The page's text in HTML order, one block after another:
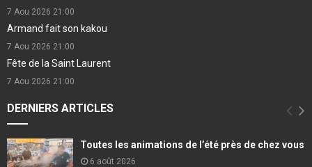
7 Aou 2026 21:00
Armand fait son kakou
7 Aou 2026 21:00
Fête de la Saint Laurent
7 Aou 2026 21:00
DERNIERS ARTICLES
Toutes les animations de l’été près de chez vous
6 août 2026